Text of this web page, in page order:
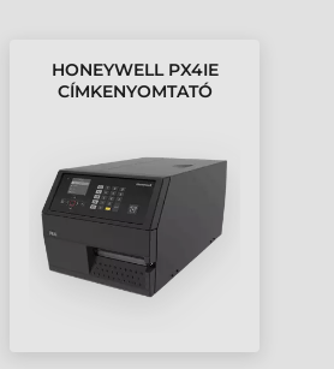
HONEYWELL PX4IE
CÍMKENYOMTATÓ